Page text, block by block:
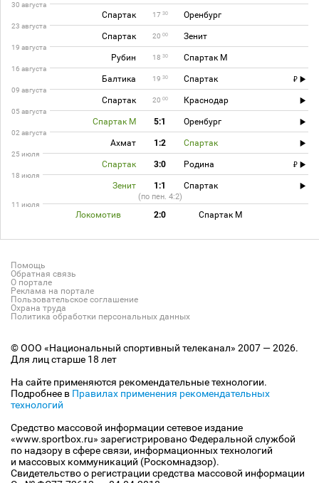
30 августа
Спартак 17 30 Оренбург
23 августа
Спартак 20 00 Зенит
19 августа
Рубин 18 30 Спартак М
16 августа
Балтика 19 30 Спартак
09 августа
Спартак 20 00 Краснодар
05 августа
Спартак М 5:1 Оренбург
02 августа
Ахмат 1:2 Спартак
25 июля
Спартак 3:0 Родина
18 июля
Зенит 1:1 Спартак
(по пен. 4:2)
11 июля
Локомотив 2:0 Спартак М
Помощь
Обратная связь
О портале
Реклама на портале
Пользовательское соглашение
Охрана труда
Политика обработки персональных данных
© ООО «Национальный спортивный телеканал» 2007 — 2026.
Для лиц старше 18 лет
На сайте применяются рекомендательные технологии.
Подробнее в Правилах применения рекомендательных
технологий
Средство массовой информации сетевое издание
«www.sportbox.ru» зарегистрировано Федеральной службой
по надзору в сфере связи, информационных технологий
и массовых коммуникаций (Роскомнадзор).
Свидетельство о регистрации средства массовой информации